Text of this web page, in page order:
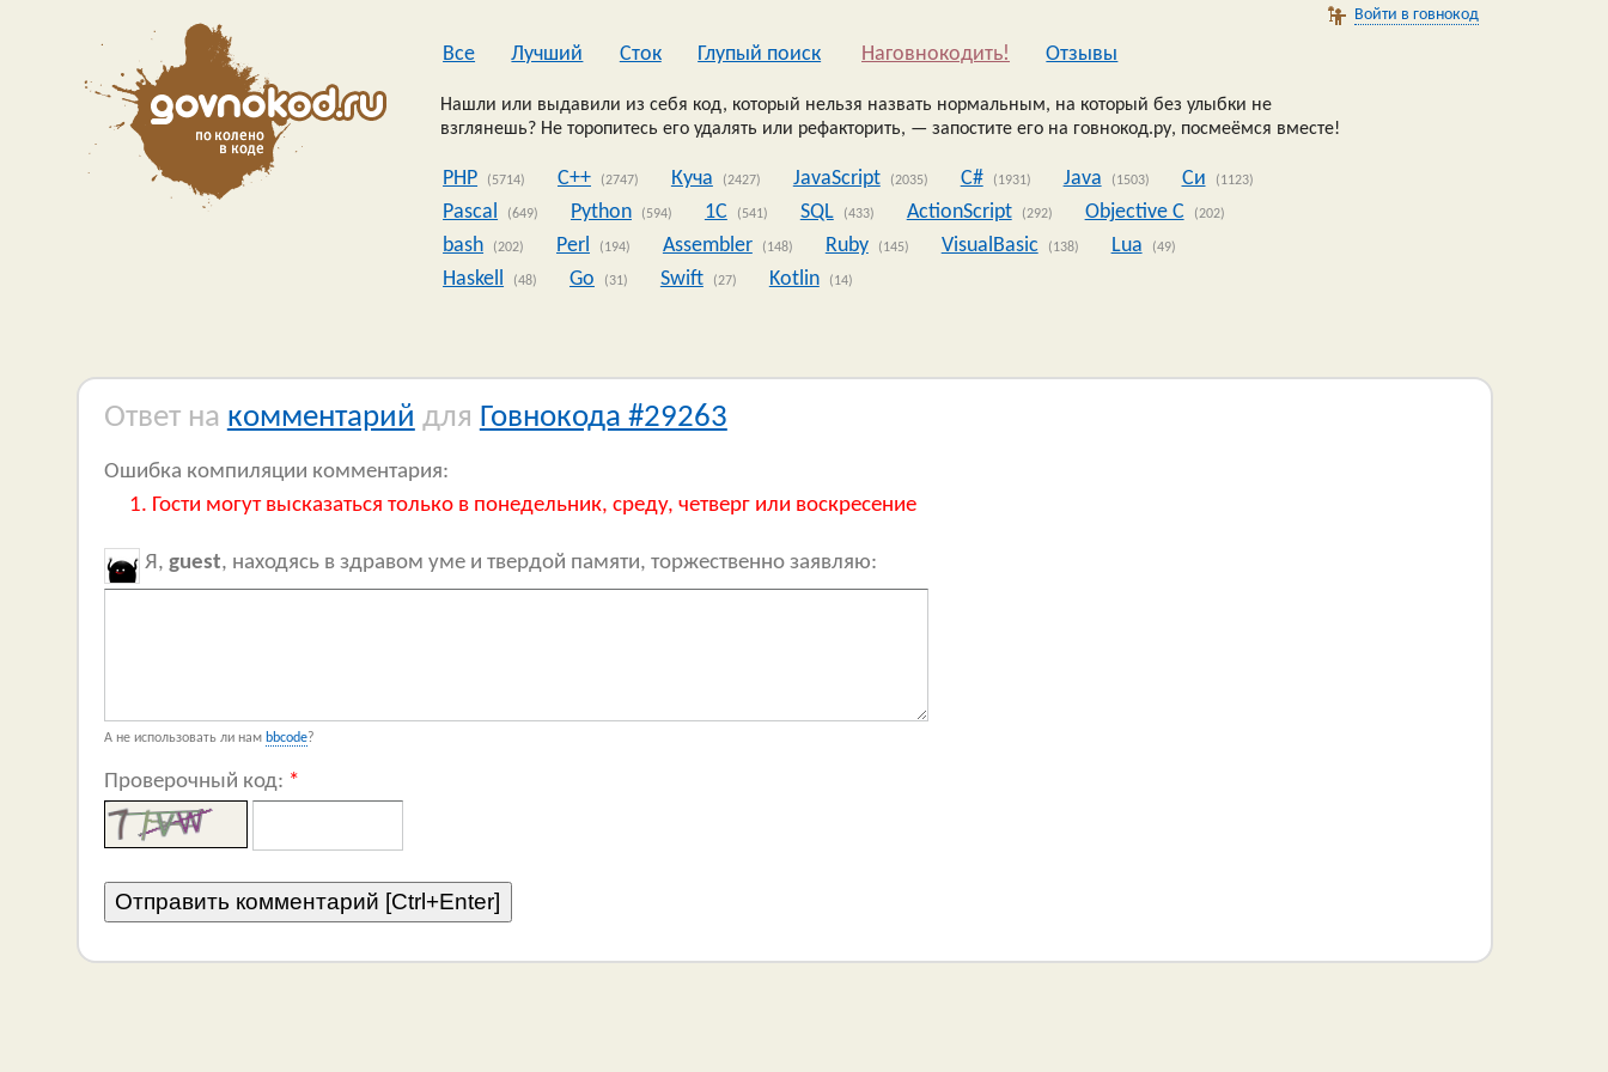
Войти в говнокод
Все Лучший Сток Глупый поиск Наговнокодить! Oтзывы
Нашли или выдавили из себя код, который нельзя назвать нормальным, на который без улыбки не
взглянешь? Не торопитесь его удалять или рефакторить, — запостите его на говнокод.ру, посмеёмся вместе!
PHP (5714) C++ (2747) Куча (2427) JavaScript (2035) C# (1931) Java (1503) Си (1123)
Pascal (649) Python (594) 1C (541) SQL (433) ActionScript (292) Objective C (202)
bash (202) Perl (194) Assembler (148) Ruby (145) VisualBasic (138) Lua (49)
Haskell (48) Go (31) Swift (27) Kotlin (14)
Ответ на комментарий для Говнокода #29263
Ошибка компиляции комментария:
Гости могут высказаться только в понедельник, среду, четверг или воскресение
Я, guest, находясь в здравом уме и твердой памяти, торжественно заявляю:
А не использовать ли нам bbcode?
Проверочный код: *